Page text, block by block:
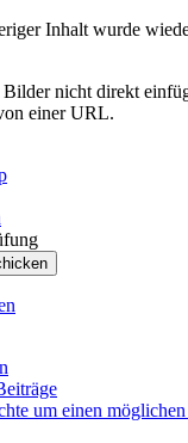
Inhalt wurde
nicht direkt
einer URL.
um einen